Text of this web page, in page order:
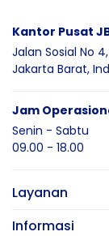
Kantor Pusat
Jalan Sosial No
Jakarta Barat,
Jam
Senin - Sabtu
09.00 - 18.00
Layanan
Informasi